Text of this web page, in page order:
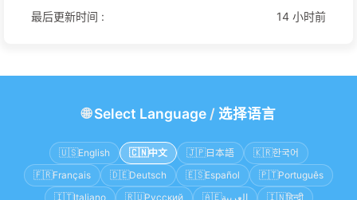
最后更新时间 :
14 小时前
🌐Select Language/ 选择语言
🇺🇸English 🇨🇳 中文 🇯🇵日本語 🇰🇷한국어
🇫🇷Français 🇩🇪Deutsch 🇪🇸Español 🇵🇹Português
🇮🇹Italiano 🇷🇺Русский 🇦🇪العربية 🇮🇳हिन्दी